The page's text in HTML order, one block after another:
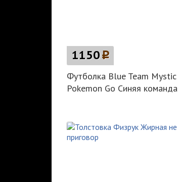
1150p
Футболка Blue Team Mystic
Pokemon Go Синяя команда